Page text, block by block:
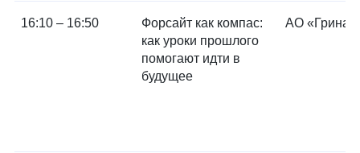
16:10 – 16:50
Форсайт как компас:
как уроки прошлого
помогают идти в
будущее
АО